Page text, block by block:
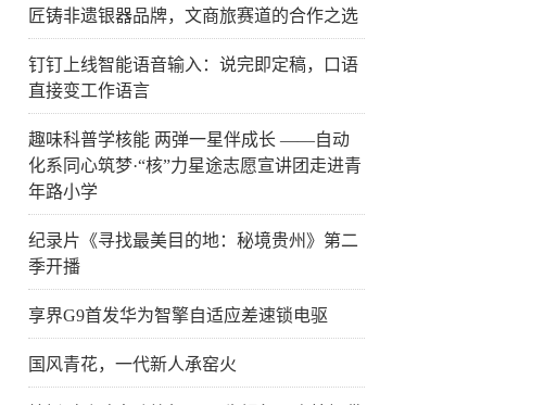
匠铸非遗银器品牌，文商旅赛道的合作之选
钉钉上线智能语音输入：说完即定稿，口语
直接变工作语言
趣味科普学核能 两弹一星伴成长 ——自动
化系同心筑梦·“核”力星途志愿宣讲团走进青
年路小学
纪录片《寻找最美目的地：秘境贵州》第二
季开播
享界G9首发华为智擎自适应差速锁电驱
国风青花，一代新人承窑火